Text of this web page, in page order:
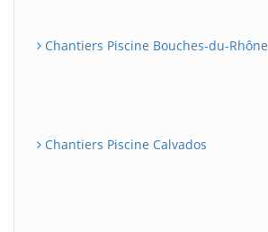
Chantiers Piscine Bouches-du-Rhône
Chantiers Piscine Calvados